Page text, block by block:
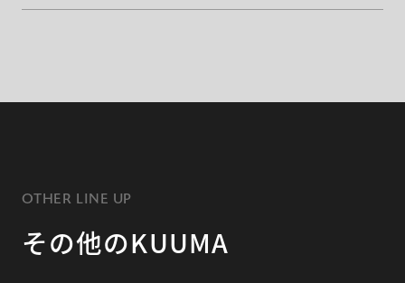
OTHER LINE UP
その他のKUUMA